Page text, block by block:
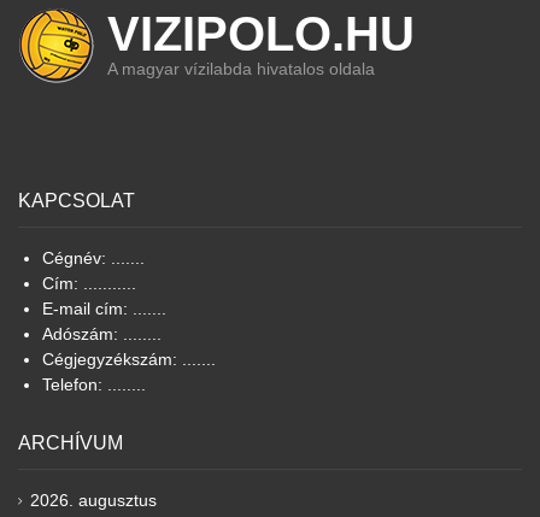
VIZIPOLO.HU
A magyar vízilabda hivatalos oldala
KAPCSOLAT
Cégnév: .......
Cím: ...........
E-mail cím: .......
Adószám: ........
Cégjegyzékszám: .......
Telefon: ........
ARCHÍVUM
2026. augusztus